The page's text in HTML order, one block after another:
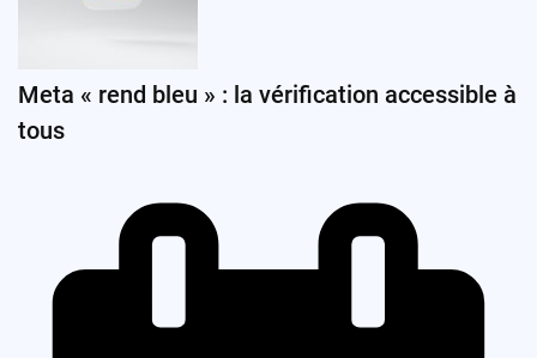
Meta « rend bleu » : la vérification accessible à
tous